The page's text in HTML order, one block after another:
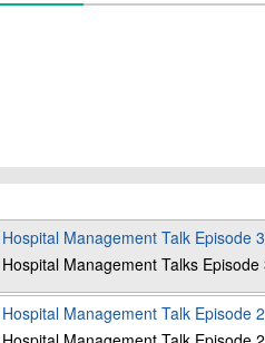
Management Talk Episode 3
Management Talks
Management Talk Episode